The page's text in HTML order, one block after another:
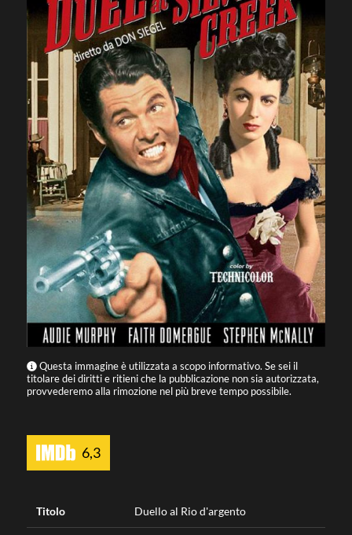
Questa immagine è utilizzata a scopo informativo. Se sei il
titolare dei diritti e ritieni che la pubblicazione non sia autorizzata,
provvederemo alla rimozione nel più breve tempo possibile.
6,3
Titolo Duello al Rio d'argento